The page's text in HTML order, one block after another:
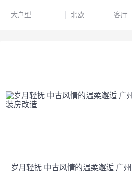
大户型 北欧 客厅